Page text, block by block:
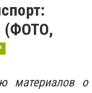
(ФОТО,
материалов о